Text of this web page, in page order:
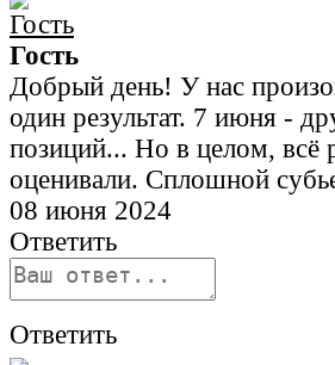
Гость
Добрый день! У нас
один результат. 7 июня -
позиций... Но в целом, всё
оценивали. Сплошной
08 июня 2024
Ответить
Ответить